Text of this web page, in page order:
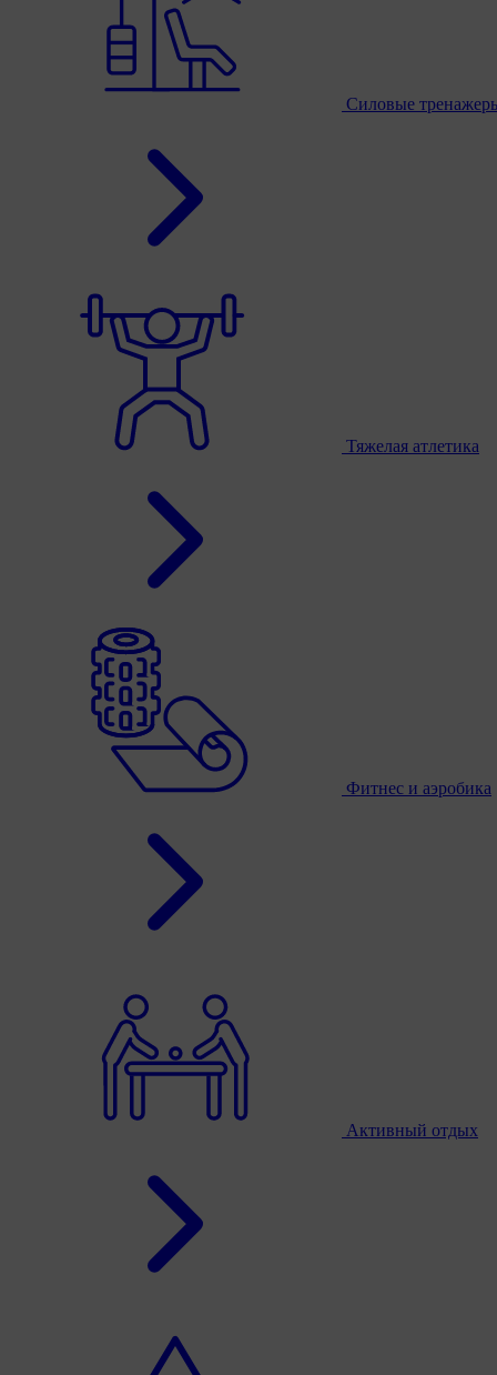
Силовые
Тяжелая атлетика
Фитнес и аэробика
Активный отдых